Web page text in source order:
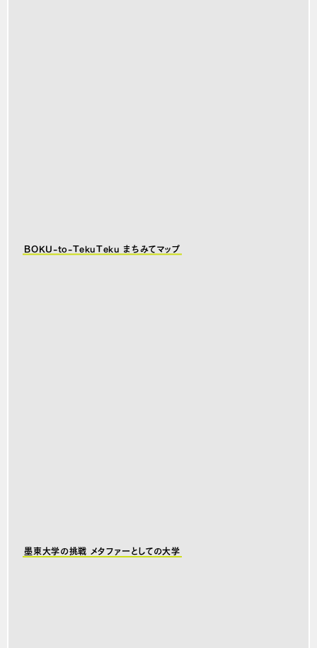
BOKU-to-TekuTeku まちみてマップ
墨東大学の挑戦 メタファーとしての大学